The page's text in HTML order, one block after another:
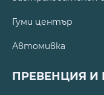
Гуми център
Автомивка
ПРЕВЕНЦИЯ И